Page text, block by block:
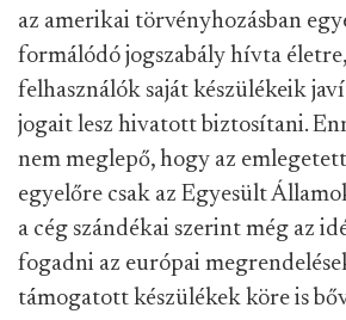
az amerikai törvényhozásban
formálódó jogszabály hívta
felhasználók saját készülékeik
jogait lesz hivatott biztosítani.
nem meglepő, hogy az
egyelőre csak az Egyesült
a cég szándékai szerint még az
fogadni az európai
támogatott készülékek köre is